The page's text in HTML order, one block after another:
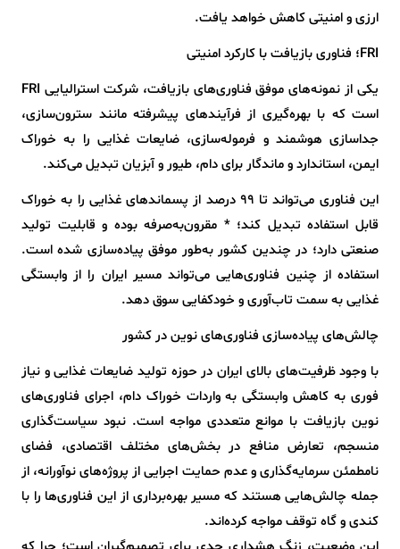
ارزی و امنیتی کاهش خواهد یافت.
FRI؛ فناوری بازیافت با کارکرد امنیتی
یکی از نمونه‌های موفق فناوری‌های بازیافت، شرکت استرالیایی FRI
است که با بهره‌گیری از فرآیندهای پیشرفته مانند سترون‌سازی،
جداسازی هوشمند و فرموله‌سازی، ضایعات غذایی را به خوراک
ایمن، استاندارد و ماندگار برای دام، طیور و آبزیان تبدیل می‌کند.
این فناوری می‌تواند تا ۹۹ درصد از پسماندهای غذایی را به خوراک
قابل استفاده تبدیل کند؛ * مقرون‌به‌صرفه بوده و قابلیت تولید
صنعتی دارد؛ در چندین کشور به‌طور موفق پیاده‌سازی شده است.
استفاده از چنین فناوری‌هایی می‌تواند مسیر ایران را از وابستگی
غذایی به سمت تاب‌آوری و خودکفایی سوق دهد.
چالش‌های پیاده‌سازی فناوری‌های نوین در کشور
با وجود ظرفیت‌های بالای ایران در حوزه تولید ضایعات غذایی و نیاز
فوری به کاهش وابستگی به واردات خوراک دام، اجرای فناوری‌های
نوین بازیافت با موانع متعددی مواجه است. نبود سیاست‌گذاری
منسجم، تعارض منافع در بخش‌های مختلف اقتصادی، فضای
نامطمئن سرمایه‌گذاری و عدم حمایت اجرایی از پروژه‌های نوآورانه، از
جمله چالش‌هایی هستند که مسیر بهره‌برداری از این فناوری‌ها را با
کندی و گاه توقف مواجه کرده‌اند.